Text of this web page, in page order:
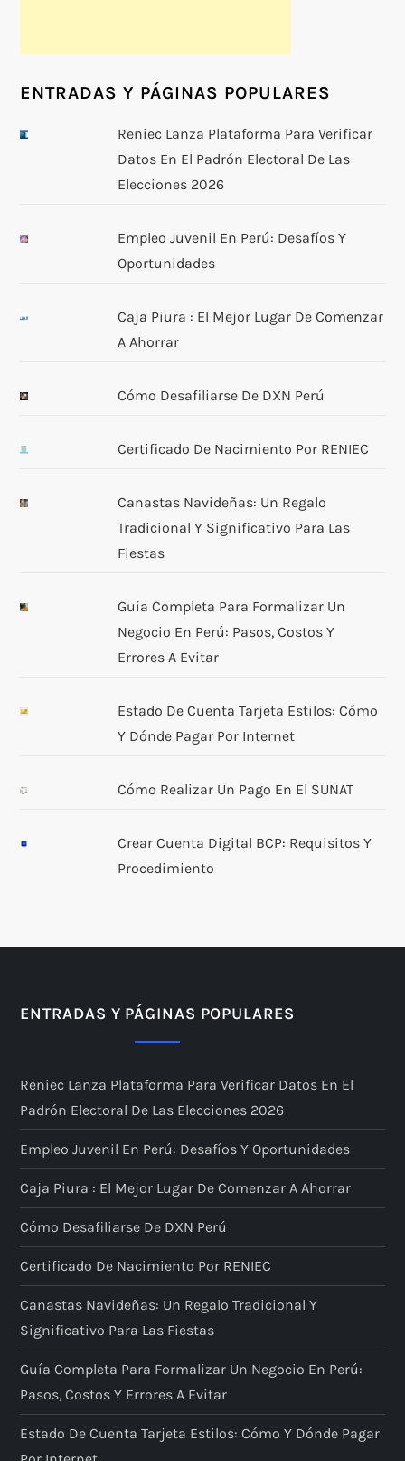
ENTRADAS Y PÁGINAS POPULARES
Reniec Lanza Plataforma Para Verificar
Datos En El Padrón Electoral De Las
Elecciones 2026
Empleo Juvenil En Perú: Desafíos Y
Oportunidades
Caja Piura : El Mejor Lugar De Comenzar
A Ahorrar
Cómo Desafiliarse De DXN Perú
Certificado De Nacimiento Por RENIEC
Canastas Navideñas: Un Regalo
Tradicional Y Significativo Para Las
Fiestas
Guía Completa Para Formalizar Un
Negocio En Perú: Pasos, Costos Y
Errores A Evitar
Estado De Cuenta Tarjeta Estilos: Cómo
Y Dónde Pagar Por Internet
Cómo Realizar Un Pago En El SUNAT
Crear Cuenta Digital BCP: Requisitos Y
Procedimiento
ENTRADAS Y PÁGINAS POPULARES
Reniec Lanza Plataforma Para Verificar Datos En El
Padrón Electoral De Las Elecciones 2026
Empleo Juvenil En Perú: Desafíos Y Oportunidades
Caja Piura : El Mejor Lugar De Comenzar A Ahorrar
Cómo Desafiliarse De DXN Perú
Certificado De Nacimiento Por RENIEC
Canastas Navideñas: Un Regalo Tradicional Y
Significativo Para Las Fiestas
Guía Completa Para Formalizar Un Negocio En Perú:
Pasos, Costos Y Errores A Evitar
Estado De Cuenta Tarjeta Estilos: Cómo Y Dónde Pagar